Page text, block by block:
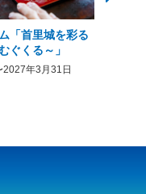
「首里城を彩る
ぐくる～」
年3月31日
2026
期間
2026